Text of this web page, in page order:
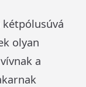
olyan
a